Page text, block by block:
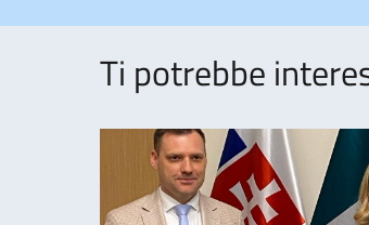
Ti potrebbe